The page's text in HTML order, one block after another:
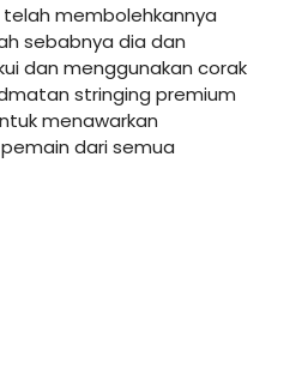
membolehkannya
sebabnya dia dan
dan menggunakan corak
stringing premium
menawarkan
dari semua